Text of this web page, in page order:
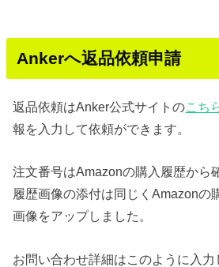
Ankerへ返品依頼申請
返品依頼はAnker公式サイトのこち
報を入力して依頼ができます。
注文番号はAmazonの購入履歴から
履歴画像の添付は同じくAmazonの
画像をアップしました。
お問い合わせ詳細はこのように入力